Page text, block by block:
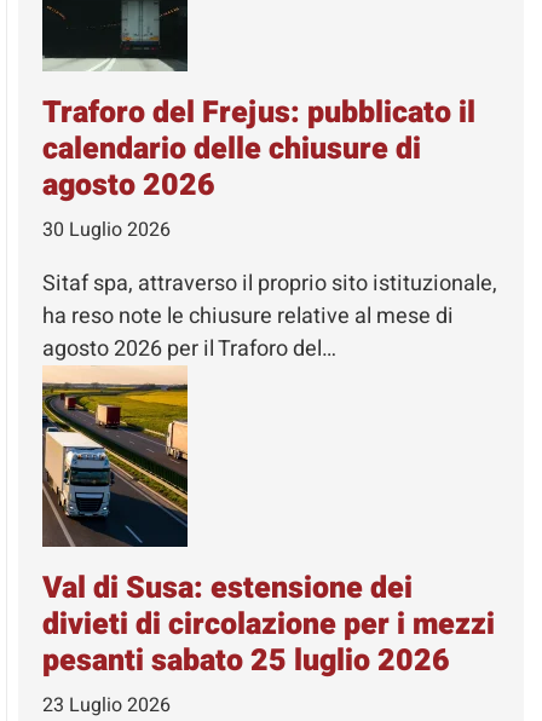
Traforo del Frejus: pubblicato il
calendario delle chiusure di
agosto 2026
30 Luglio 2026
Sitaf spa, attraverso il proprio sito istituzionale,
ha reso note le chiusure relative al mese di
agosto 2026 per il Traforo del…
Val di Susa: estensione dei
divieti di circolazione per i mezzi
pesanti sabato 25 luglio 2026
23 Luglio 2026